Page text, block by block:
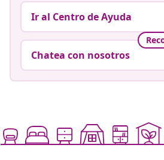
Ir al Centro de Ayuda
Chatea con nosotros